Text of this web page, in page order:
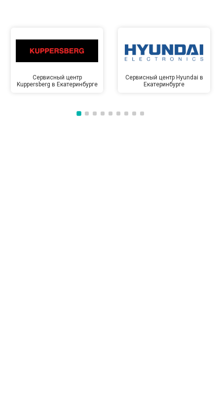
Сервисный центр
Kuppersberg в Екатеринбурге
Сервисный центр Hyundai в
Екатеринбурге